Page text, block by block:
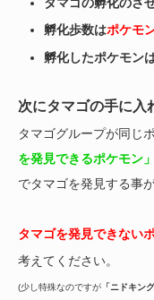
孵化歩数はポケモ
孵化したポケモン
次にタマゴの手に入
タマゴグループが同じ
を発見できるポケモン」
でタマゴを発見する事
タマゴを発見できない
考えてください。
(少し特殊なのですが 「ニドキン